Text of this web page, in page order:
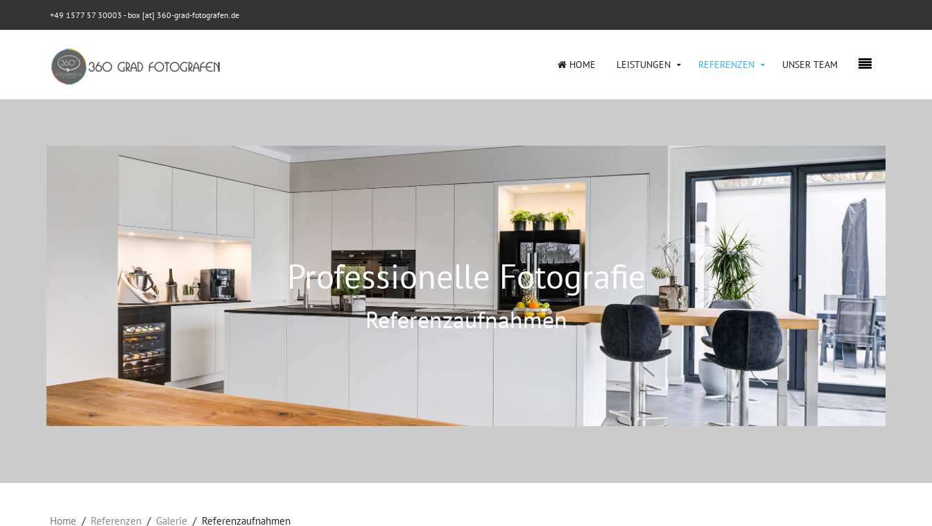
+49 1577 57 30003 - box [at] 360-grad-fotografen.de
HOME LEISTUNGEN REFERENZEN UNSER TEAM
Professionelle Fotografie
Referenzaufnahmen
Home Referenzen Galerie Referenzaufnahmen